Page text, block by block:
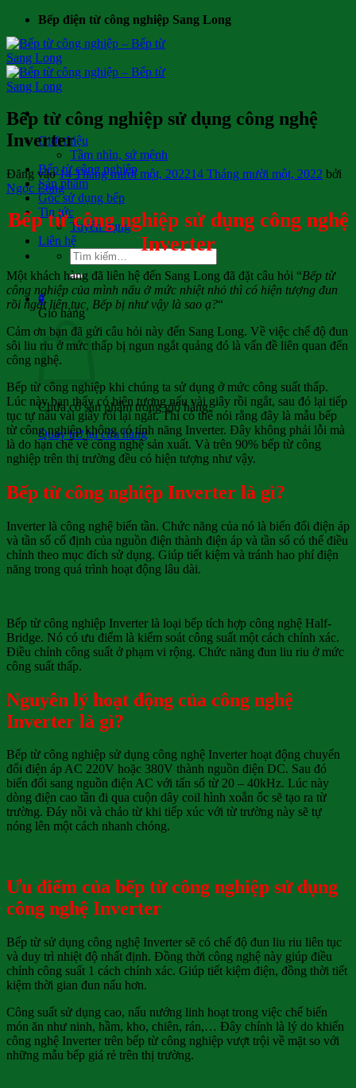
nội
dung
Bếp điện từ công nghiệp Sang Long
Giới thiệu
Tầm nhìn, sứ mệnh
Bếp từ công nghiệp
Sản phẩm
Góc sử dụng bếp
Tin tức
Tuyển dụng
Liên hệ
Tìm
kiếm:
0
Giỏ hàng
Chưa có sản phẩm trong giỏ hàng.
Quay trở lại cửa hàng
Bếp từ công nghiệp sử dụng công nghệ
Inverter
Đăng vào14 Tháng mười một, 202214 Tháng mười một, 2022 bởi
Ngọc Long
Bếp từ công nghiệp sử dụng công nghệ
Inverter
Một khách hàng đã liên hệ đến Sang Long đã đặt câu hỏi “Bếp từ
công nghiệp của mình nấu ở mức nhiệt nhỏ thì có hiện tượng đun
rồi ngắt liên tục, Bếp bị như vậy là sao ạ?“
Cảm ơn bạn đã gửi câu hỏi này đến Sang Long. Về việc chế độ đun
sôi liu riu ở mức thấp bị ngun ngắt quảng đó là vấn đề liên quan đến
công nghệ.
Bếp từ công nghiệp khi chúng ta sử dụng ở mức công suất thấp.
Lúc này bạn thấy có hiện tượng nấu vài giây rồi ngắt, sau đó lại tiếp
tục tự nấu vài giây rồi lại ngắt. Thì có thể nói rằng đây là mẫu bếp
từ công nghiệp không có tính năng Inverter. Đây không phải lỗi mà
là do hạn chế về công nghệ sản xuất. Và trên 90% bếp từ công
nghiệp trên thị trường đều có hiện tượng như vậy.
Bếp từ công nghiệp Inverter là gì?
Inverter là công nghệ biến tần. Chức năng của nó là biến đổi điện áp
và tần số cố định của nguồn điện thành điện áp và tần số có thể điều
chỉnh theo mục đích sử dụng. Giúp tiết kiệm và tránh hao phí điện
năng trong quá trình hoạt động lâu dài.
Bếp từ công nghiệp Inverter là loại bếp tích hợp công nghệ Half-
Bridge. Nó có ưu điểm là kiểm soát công suất một cách chính xác.
Điều chỉnh công suất ở phạm vi rộng. Chức năng đun liu riu ở mức
công suất thấp.
Nguyên lý hoạt động của công nghệ
Inverter là gì?
Bếp từ công nghiệp sử dụng công nghệ Inverter hoạt động chuyển
đổi điện áp AC 220V hoặc 380V thành nguồn điện DC. Sau đó
biến đổi sang nguồn điện AC với tấn số từ 20 – 40kHz. Lúc này
dòng điện cao tần đi qua cuộn dây coil hình xoắn ốc sẽ tạo ra từ
trường. Đáy nồi và chảo từ khi tiếp xúc với từ trường này sẽ tự
nóng lên một cách nhanh chóng.
Ưu điểm của bếp từ công nghiệp sử dụng
công nghệ Inverter
Bếp từ sử dụng công nghệ Inverter sẽ có chế độ đun liu riu liên tục
và duy trì nhiệt độ nhất định. Đồng thời công nghệ này giúp điều
chỉnh công suất 1 cách chính xác. Giúp tiết kiệm điện, đồng thời tiết
kiệm thời gian đun nấu hơn.
Công suất sử dụng cao, nấu nướng linh hoạt trong việc chế biến
món ăn như ninh, hầm, kho, chiên, rán,… Đây chính là lý do khiến
công nghệ Inverter trên bếp từ công nghiệp vượt trội về mặt so với
những mẫu bếp giá rẻ trên thị trường.